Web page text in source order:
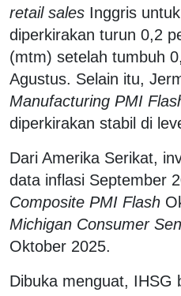
retail sales Inggris
diperkirakan turun 0,2
(mtm) setelah tumbuh
Agustus. Selain itu,
Manufacturing PMI
diperkirakan stabil di
Dari Amerika Serikat,
data inflasi September
Composite PMI Flash
Michigan Consumer
Oktober 2025.
Dibuka menguat, IHSG